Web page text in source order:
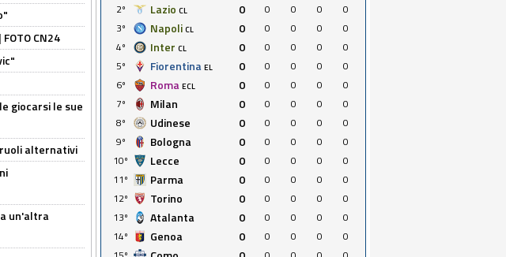
CN24
giocarsi le sue
ruoli alternativi
un'altra
2º
Lazio CL 0 0 0 0
0
3º
Napoli CL 0 0 0 0
0
4º
Inter CL 0 0 0 0
0
5º
Fiorentina EL 0 0 0 0
0
6º
Roma ECL 0 0 0 0
0
7º
Milan 0 0 0 0
0
8º
Udinese 0 0 0 0
0
9º
Bologna 0 0 0 0
0
10º
Lecce 0 0 0 0
0
11º
Parma 0 0 0 0
0
12º
Torino 0 0 0 0
0
13º
Atalanta 0 0 0 0
0
14º
Genoa 0 0 0 0
0